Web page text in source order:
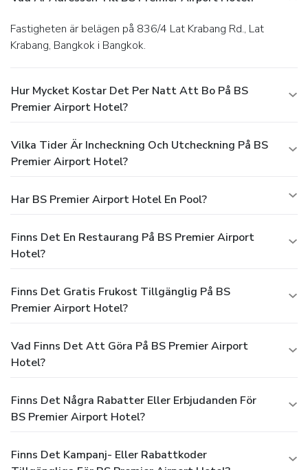
Fastigheten är belägen på 836/4 Lat Krabang Rd., Lat
Krabang, Bangkok i Bangkok.
Hur Mycket Kostar Det Per Natt Att Bo På BS
Premier Airport Hotel?
Vilka Tider Är Incheckning Och Utcheckning På BS
Premier Airport Hotel?
Har BS Premier Airport Hotel En Pool?
Finns Det En Restaurang På BS Premier Airport
Hotel?
Finns Det Gratis Frukost Tillgänglig På BS
Premier Airport Hotel?
Vad Finns Det Att Göra På BS Premier Airport
Hotel?
Finns Det Några Rabatter Eller Erbjudanden För
BS Premier Airport Hotel?
Finns Det Kampanj- Eller Rabattkoder